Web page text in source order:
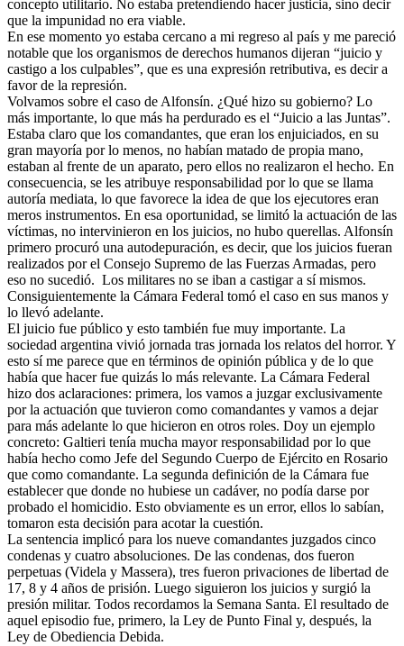
concepto utilitario. No estaba pretendiendo hacer justicia, sino decir
que la impunidad no era viable.
En ese momento yo estaba cercano a mi regreso al país y me pareció
notable que los organismos de derechos humanos dijeran “juicio y
castigo a los culpables”, que es una expresión retributiva, es decir a
favor de la represión.
Volvamos sobre el caso de Alfonsín. ¿Qué hizo su gobierno? Lo
más importante, lo que más ha perdurado es el “Juicio a las Juntas”.
Estaba claro que los comandantes, que eran los enjuiciados, en su
gran mayoría por lo menos, no habían matado de propia mano,
estaban al frente de un aparato, pero ellos no realizaron el hecho. En
consecuencia, se les atribuye responsabilidad por lo que se llama
autoría mediata, lo que favorece la idea de que los ejecutores eran
meros instrumentos. En esa oportunidad, se limitó la actuación de las
víctimas, no intervinieron en los juicios, no hubo querellas. Alfonsín
primero procuró una autodepuración, es decir, que los juicios fueran
realizados por el Consejo Supremo de las Fuerzas Armadas, pero
eso no sucedió. Los militares no se iban a castigar a sí mismos.
Consiguientemente la Cámara Federal tomó el caso en sus manos y
lo llevó adelante.
El juicio fue público y esto también fue muy importante. La
sociedad argentina vivió jornada tras jornada los relatos del horror. Y
esto sí me parece que en términos de opinión pública y de lo que
había que hacer fue quizás lo más relevante. La Cámara Federal
hizo dos aclaraciones: primera, los vamos a juzgar exclusivamente
por la actuación que tuvieron como comandantes y vamos a dejar
para más adelante lo que hicieron en otros roles. Doy un ejemplo
concreto: Galtieri tenía mucha mayor responsabilidad por lo que
había hecho como Jefe del Segundo Cuerpo de Ejército en Rosario
que como comandante. La segunda definición de la Cámara fue
establecer que donde no hubiese un cadáver, no podía darse por
probado el homicidio. Esto obviamente es un error, ellos lo sabían,
tomaron esta decisión para acotar la cuestión.
La sentencia implicó para los nueve comandantes juzgados cinco
condenas y cuatro absoluciones. De las condenas, dos fueron
perpetuas (Videla y Massera), tres fueron privaciones de libertad de
17, 8 y 4 años de prisión. Luego siguieron los juicios y surgió la
presión militar. Todos recordamos la Semana Santa. El resultado de
aquel episodio fue, primero, la Ley de Punto Final y, después, la
Ley de Obediencia Debida.